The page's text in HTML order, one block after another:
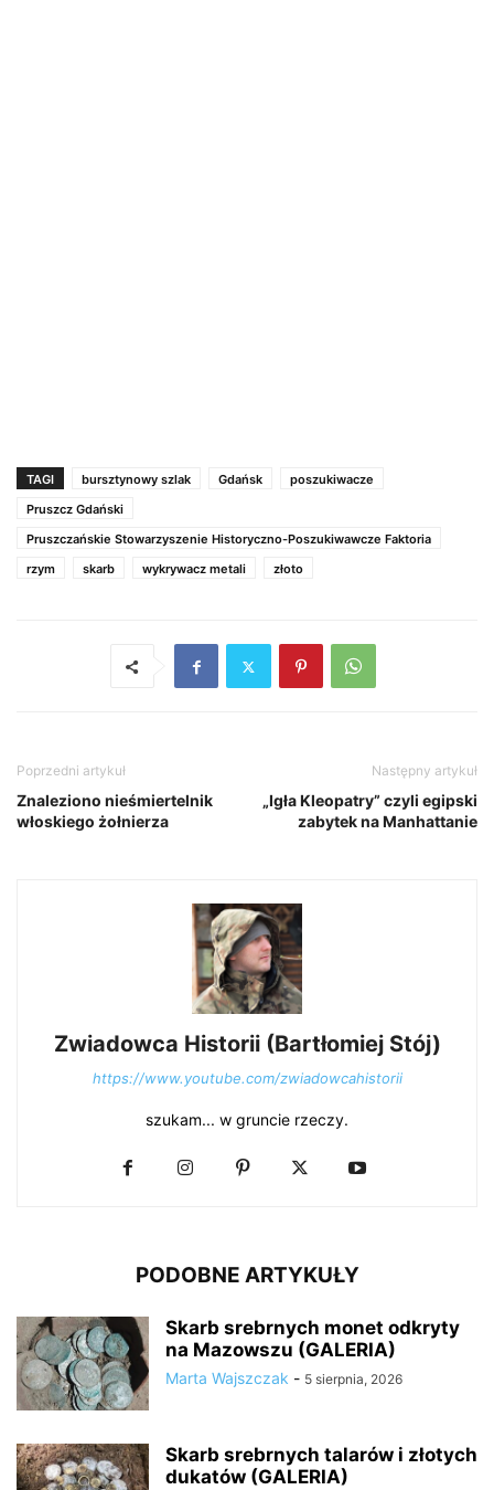
TAGI bursztynowy szlak Gdańsk
poszukiwacze
Pruszcz Gdański
Pruszczańskie Stowarzyszenie Historyczno-Poszukiwawcze Faktoria
rzym
skarb wykrywacz metali złoto
Poprzedni artykuł
Znaleziono nieśmiertelnik
włoskiego żołnierza
Następny artykuł
„Igła Kleopatry” czyli egipski
zabytek na Manhattanie
Zwiadowca Historii (Bartłomiej Stój)
https://www.youtube.com/zwiadowcahistorii
szukam... w gruncie rzeczy.
PODOBNE ARTYKUŁY
Skarb srebrnych monet odkryty
na Mazowszu (GALERIA)
Marta Wajszczak - 5 sierpnia, 2026
Skarb srebrnych talarów i złotych
dukatów (GALERIA)